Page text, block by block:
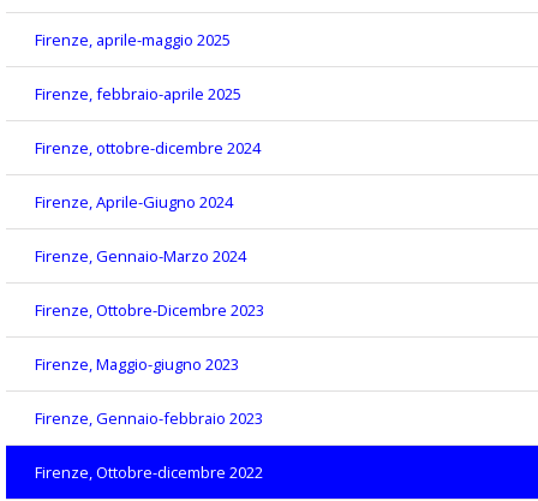
Firenze, aprile-maggio 2025
Firenze, febbraio-aprile 2025
Firenze, ottobre-dicembre 2024
Firenze, Aprile-Giugno 2024
Firenze, Gennaio-Marzo 2024
Firenze, Ottobre-Dicembre 2023
Firenze, Maggio-giugno 2023
Firenze, Gennaio-febbraio 2023
Firenze, Ottobre-dicembre 2022